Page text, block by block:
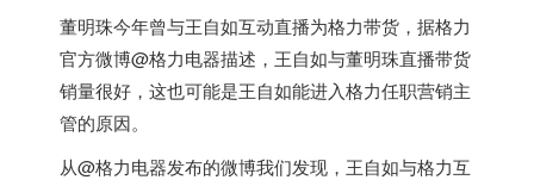
董明珠今年曾与王自如互动直播为格力带货，据格力
官方微博@格力电器描述，王自如与董明珠直播带货
销量很好，这也可能是王自如能进入格力任职营销主
管的原因。
从@格力电器发布的微博我们发现，王自如与格力互